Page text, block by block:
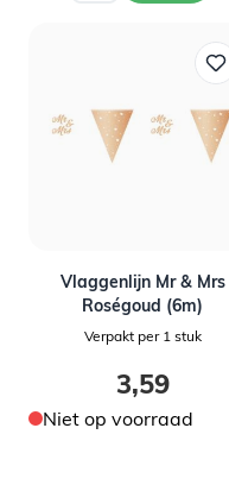
Vlaggenlijn Mr & Mrs
Roségoud (6m)
Verpakt per 1 stuk
3,59
Niet op voorraad